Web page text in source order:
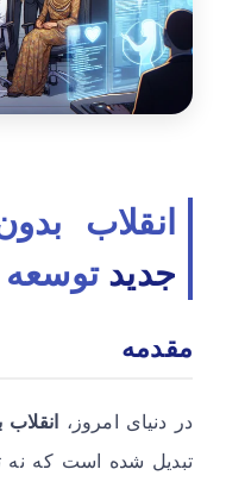
انقلاب
جدیدتوسعه
مقدمه
در دنیای امروز،
تبدیل شده است که نه